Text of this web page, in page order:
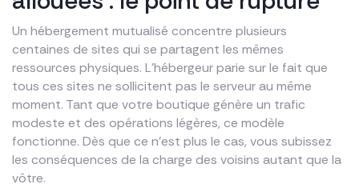
Un hébergement mutualisé concentre plusieurs
centaines de sites qui se partagent les mêmes
ressources physiques. L’hébergeur parie sur le fait que
tous ces sites ne sollicitent pas le serveur au même
moment. Tant que votre boutique génère un trafic
modeste et des opérations légères, ce modèle
fonctionne. Dès que ce n’est plus le cas, vous subissez
les conséquences de la charge des voisins autant que la
vôtre.